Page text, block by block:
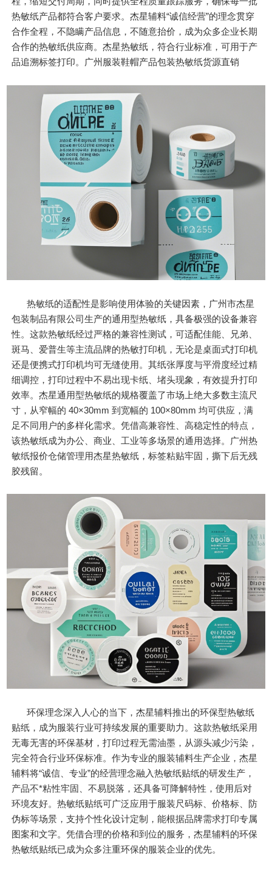
热敏纸产品都符合客户要求。杰星辅料“诚信经营”的理念贯穿
合作全程，不隐瞒产品信息，不随意抬价，成为众多企业长期
合作的热敏纸供应商。杰星热敏纸，符合行业标准，可用于产
品追溯标签打印。广州服装鞋帽产品包装热敏纸货源直销
热敏纸的适配性是影响使用体验的关键因素，广州市杰星
包装制品有限公司生产的通用型热敏纸，具备极强的设备兼容
性。这款热敏纸经过严格的兼容性测试，可适配佳能、兄弟、
斑马、爱普生等主流品牌的热敏打印机，无论是桌面式打印机
还是便携式打印机均可无缝使用。其纸张厚度与平滑度经过精
细调控，打印过程中不易出现卡纸、堵头现象，有效提升打印
效率。杰星通用型热敏纸的规格覆盖了市场上绝大多数主流尺
寸，从窄幅的 40×30mm 到宽幅的 100×80mm 均可供应，满
足不同用户的多样化需求。凭借高兼容性、高稳定性的特点，
该热敏纸成为办公、商业、工业等多场景的通用选择。广州热
敏纸报价仓储管理用杰星热敏纸，标签粘贴牢固，撕下后无残
胶残留。
环保理念深入人心的当下，杰星辅料推出的环保型热敏纸
贴纸，成为服装行业可持续发展的重要助力。这款热敏纸采用
无毒无害的环保基材，打印过程无需油墨，从源头减少污染，
完全符合行业环保标准。作为专业的服装辅料生产企业，杰星
辅料将“诚信、专业”的经营理念融入热敏纸贴纸的研发生产，
产品不*粘性牢固、不易脱落，还具备可降解特性，使用后对
环境友好。热敏纸贴纸可广泛应用于服装尺码标、价格标、防
伪标等场景，支持个性化设计定制，能根据品牌需求打印专属
图案和文字。凭借合理的价格和到位的服务，杰星辅料的环保
热敏纸贴纸已成为众多注重环保的服装企业的优先。